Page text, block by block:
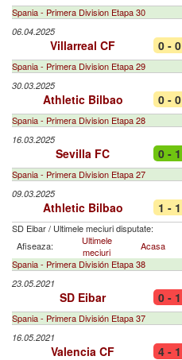
Spania - Primera Division Etapa 30
06.04.2025
Villarreal CF 0 - 0
Spania - Primera Division Etapa 29
30.03.2025
Athletic Bilbao 0 - 0
Spania - Primera Division Etapa 28
16.03.2025
Sevilla FC 0 - 1
Spania - Primera Division Etapa 27
09.03.2025
Athletic Bilbao 1 - 1
SD Eibar/ Ultimele meciuri disputate:
Afiseaza:
Ultimele
meciuri
Acasa
Spania - Primera División Etapa 38
23.05.2021
SD Eibar 0 - 1
Spania - Primera División Etapa 37
16.05.2021
Valencia CF 4 - 1